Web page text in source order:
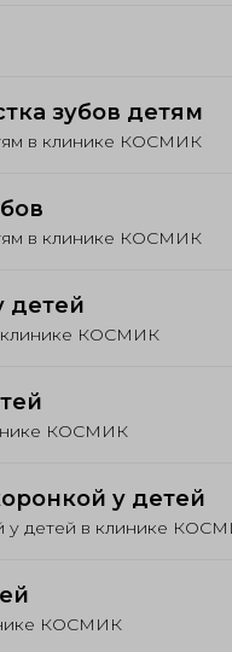
зубов детям
в клинике КОСМИК
в клинике КОСМИК
детей
клинике КОСМИК
КОСМИК
у детей
у детей в клинике
КОСМИК